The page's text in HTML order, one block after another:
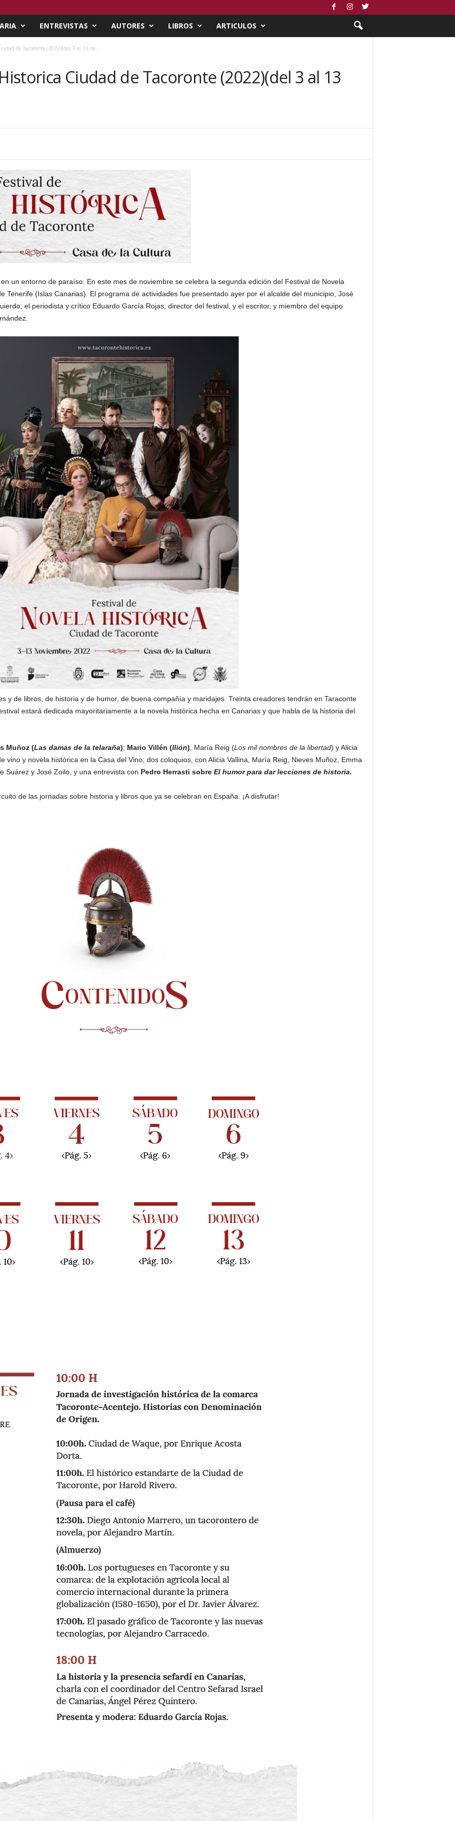
ENTREVISTAS AUTORES LIBROS ARTICULOS
de Tacoronte (2022)(del 3 al 13 de...
Ciudad de Tacoronte (2022)(del 3 al 13
un entorno de paraíso. En este mes de noviembre se celebra la segunda edición del Festival de Novela
Tenerife (Islas Canarias). El programa de actividades fue presentado ayer por el alcalde del municipio, José
el periodista y crítico Eduardo García Rojas, director del festival, y el escritor, y miembro del equipo
y de libros, de historia y de humor, de buena compañía y maridajes. Treinta creadores tendrán en Taraconte
estará dedicada mayoritariamente a la novela histórica hecha en Canarias y que habla de la historia del
Muñoz (Las damas de la telaraña); Mario Villén (Ilión) , María Reig (Los mil nombres de la libertad) y Alicia
vino y novela histórica en la Casa del Vino; dos coloquios, con Alicia Vallina, María Reig, Nieves Muñoz, Emma
Suárez y José Zoilo, y una entrevista con Pedro Herrasti sobre El humor para dar lecciones de historia.
de las jornadas sobre historia y libros que ya se celebran en España. ¡A disfrutar!